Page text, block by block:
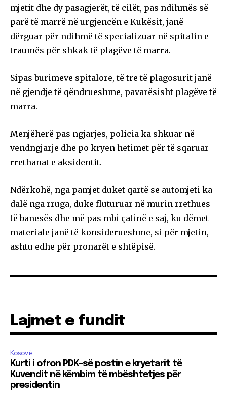
mjetit dhe dy pasagjerët, të cilët, pas ndihmës së
parë të marrë në urgjencën e Kukësit, janë
dërguar për ndihmë të specializuar në spitalin e
traumës për shkak të plagëve të marra.
Sipas burimeve spitalore, të tre të plagosurit janë
në gjendje të qëndrueshme, pavarësisht plagëve të
marra.
Menjëherë pas ngjarjes, policia ka shkuar në
vendngjarje dhe po kryen hetimet për të sqaruar
rrethanat e aksidentit.
Ndërkohë, nga pamjet duket qartë se automjeti ka
dalë nga rruga, duke fluturuar në murin rrethues
të banesës dhe më pas mbi çatinë e saj, ku dëmet
materiale janë të konsiderueshme, si për mjetin,
ashtu edhe për pronarët e shtëpisë.
Lajmet e fundit
Kosovë
Kurti i ofron PDK-së postin e kryetarit të
Kuvendit në këmbim të mbështetjes për
presidentin